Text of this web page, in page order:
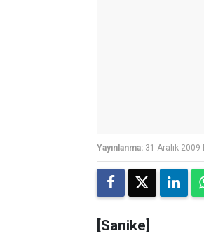
Yayınlanma: 31 Aralık
[Sanike]